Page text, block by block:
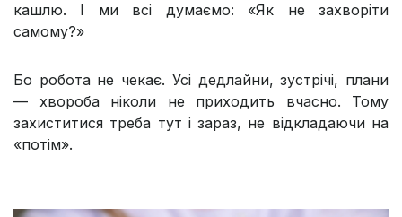
кашлю. І ми всі думаємо: «Як не захворіти
самому?»
Бо робота не чекає. Усі дедлайни, зустрічі, плани
— хвороба ніколи не приходить вчасно. Тому
захиститися треба тут і зараз, не відкладаючи на
«потім».